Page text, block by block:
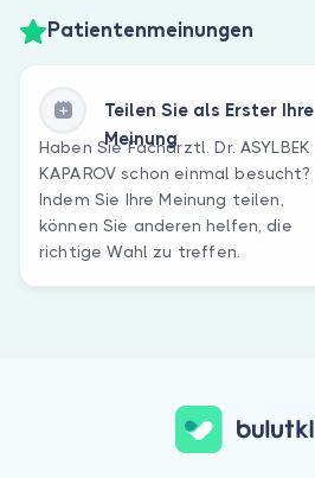
Patientenmeinungen
Teilen Sie als Erster Ihre
Meinung
Haben Sie Fachärztl. Dr. ASYLBEK
KAPAROV schon einmal besucht?
Indem Sie Ihre Meinung teilen,
können Sie anderen helfen, die
richtige Wahl zu treffen.